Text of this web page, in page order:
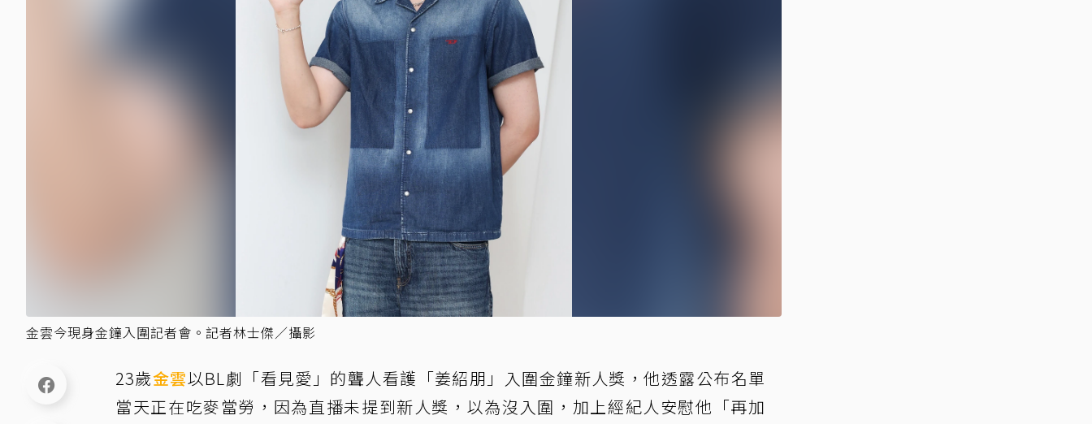
金雲今現身金鐘入圍記者會。記者林士傑／攝影
23歲金雲以BL劇「看見愛」的聾人看護「姜紹朋」入圍金鐘新人獎，他透露公布名單
當天正在吃麥當勞，因為直播未提到新人獎，以為沒入圍，加上經紀人安慰他「再加